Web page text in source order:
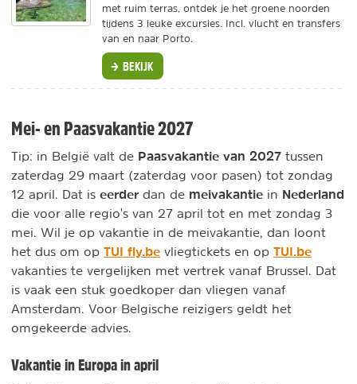
met ruim terras, ontdek je het groene noorden
tijdens 3 leuke excursies. Incl. vlucht en transfers
van en naar Porto.
BEKIJK
Mei- en Paasvakantie 2027
Tip: in België valt de Paasvakantie van 2027 tussen
zaterdag 29 maart (zaterdag voor pasen) tot zondag
12 april. Dat is eerder dan de meivakantie in Nederland
die voor alle regio's van 27 april tot en met zondag 3
mei. Wil je op vakantie in de meivakantie, dan loont
het dus om op TUI fly.be vliegtickets en op TUI.be
vakanties te vergelijken met vertrek vanaf Brussel. Dat
is vaak een stuk goedkoper dan vliegen vanaf
Amsterdam. Voor Belgische reizigers geldt het
omgekeerde advies.
Vakantie in Europa in april